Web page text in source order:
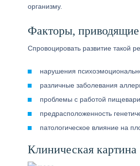
организму.
Факторы,
Спровоцировать развитие такой
нарушения
различные заболевания
проблемы с работой
предрасположенность
патологическое влияние на
Клиническая картина